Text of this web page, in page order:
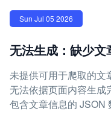
Sun Jul 05 2026
无法生成：缺少文
未提供可用于爬取的文
无法依据页面内容生成
包含文章信息的 JSON